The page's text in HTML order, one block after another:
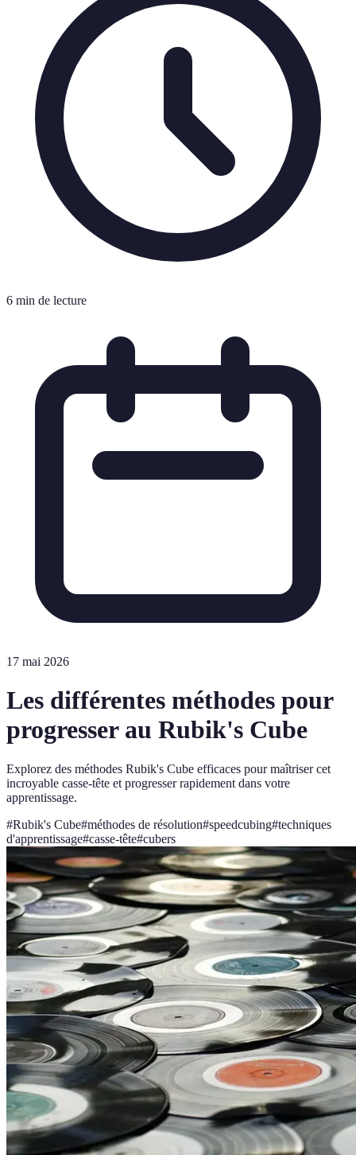
6 min de lecture
17 mai 2026
Les différentes méthodes pour
progresser au Rubik's Cube
Explorez des méthodes Rubik's Cube efficaces pour maîtriser cet
incroyable casse-tête et progresser rapidement dans votre
apprentissage.
#Rubik's Cube#méthodes de résolution#speedcubing#techniques
d'apprentissage#casse-tête#cubers